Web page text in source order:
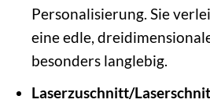
Personalisierung. Sie
eine edle,
besonders langlebig.
Laserzuschnitt/